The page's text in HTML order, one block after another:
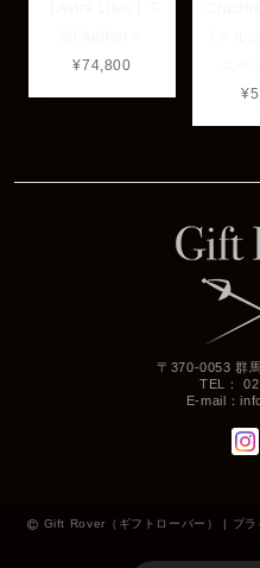
¥74,800
〒370-0053 群
TEL：
E-mail：
Gift Rover（ギフトローバー） | プ